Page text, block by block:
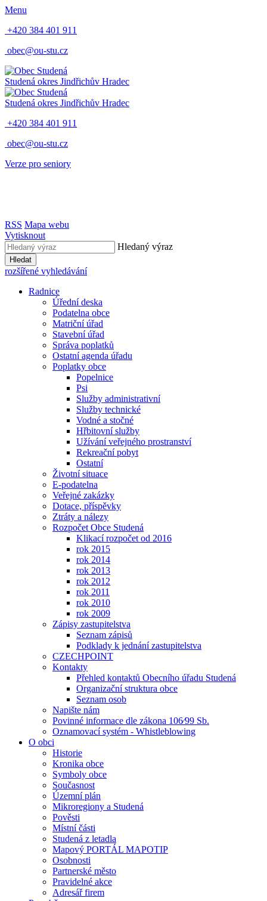
Menu
+420 384 401 911
obec@ou-stu.cz
Studená okres Jindřichův Hradec
Studená okres Jindřichův Hradec
+420 384 401 911
obec@ou-stu.cz
Verze pro seniory
RSS Mapa webu
Vytisknout
Hledaný výraz
Hledat
rozšířené vyhledávání
Radnice
Úřední deska
Podatelna obce
Matriční úřad
Stavební úřad
Správa poplatků
Ostatní agenda úřadu
Poplatky obce
Popelnice
Psi
Služby administrativní
Služby technické
Vodné a stočné
Hřbitovní služby
Užívání veřejného prostranství
Rekreační pobyt
Ostatní
Životní situace
E-podatelna
Veřejné zakázky
Dotace, příspěvky
Ztráty a nálezy
Rozpočet Obce Studená
Klikací rozpočet od 2016
rok 2015
rok 2014
rok 2013
rok 2012
rok 2011
rok 2010
rok 2009
Zápisy zastupitelstva
Seznam zápisů
Podklady k jednání zastupitelstva
CZECHPOINT
Kontakty
Přehled kontaktů Obecního úřadu Studená
Organizační struktura obce
Seznam osob
Napište nám
Povinné informace dle zákona 106⁄99 Sb.
Oznamovací systém - Whistleblowing
O obci
Historie
Kronika obce
Symboly obce
Současnost
Územní plán
Mikroregiony a Studená
Pověsti
Místní části
Studená z letadla
Mapový PORTÁL MAPOTIP
Osobnosti
Partnerské město
Pravidelné akce
Adresář firem